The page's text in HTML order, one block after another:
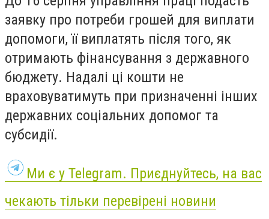
заявку про потреби грошей для виплати
допомоги, її виплатять після того, як
отримають фінансування з державного
бюджету. Надалі ці кошти не
враховуватимуть при призначенні інших
державних соціальних допомог та
субсидії.
Ми є у Telegram. Приєднуйтесь, на вас
чекають тільки перевірені новини